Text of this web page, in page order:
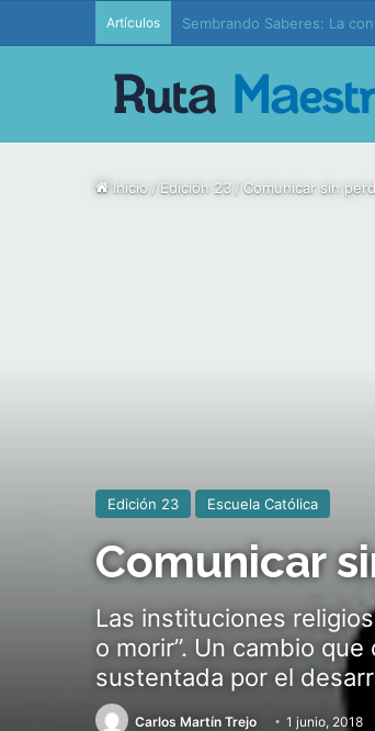
Artículos Edición 37 – Generaciones
Inicio /Edición 23 /Comunicar sin
Edición 23 Escuela Católica
Comunicar
Las instituciones
o morir”. Un cambio
sustentada por el
Carlos Martín Trejo 1 junio, 2018